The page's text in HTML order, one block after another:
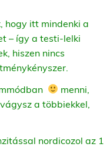
hogy itt mindenki a
– így a testi-lelki
hiszen nincs
menni,
a többiekkel,
nordicozol az 1